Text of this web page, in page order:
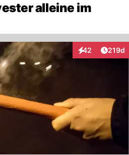
alleine im
42
Interaktionen
219d